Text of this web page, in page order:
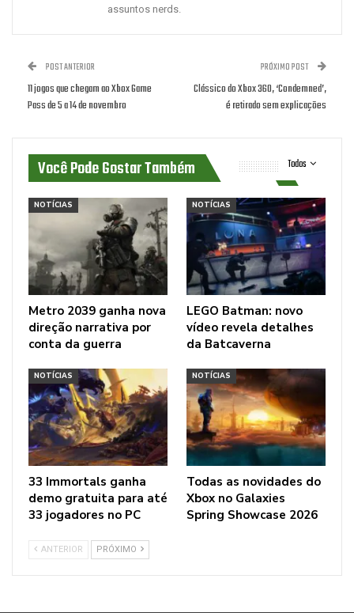
assuntos nerds.
POST ANTERIOR
11 jogos que chegam ao Xbox Game
Pass de 5 a 14 de novembro
PRÓXIMO POST
Clássico do Xbox 360, ‘Condemned’,
é retirado sem explicações
Todos
Você Pode Gostar Também
NOTÍCIAS
Metro 2039 ganha nova
direção narrativa por
conta da guerra
NOTÍCIAS
LEGO Batman: novo
vídeo revela detalhes
da Batcaverna
NOTÍCIAS
33 Immortals ganha
demo gratuita para até
33 jogadores no PC
NOTÍCIAS
Todas as novidades do
Xbox no Galaxies
Spring Showcase 2026
ANTERIOR PRÓXIMO